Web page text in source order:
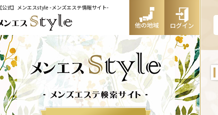
【公式】メンエスstyle -メンズエステ情報サイト-
他の地域 ログイン